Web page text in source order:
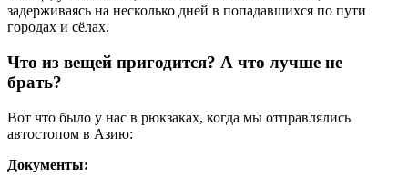
задерживаясь на несколько дней в попадавшихся по пути
городах и сёлах.
Что из вещей пригодится? А что лучше не
брать?
Вот что было у нас в рюкзаках, когда мы отправлялись
автостопом в Азию:
Документы: